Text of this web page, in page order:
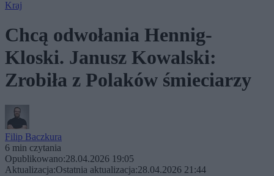
Kraj
Chcą odwołania Hennig-
Kloski. Janusz Kowalski:
Zrobiła z Polaków śmieciarzy
Filip Baczkura
6 min czytania
Opublikowano:28.04.2026 19:05
Aktualizacja:Ostatnia aktualizacja:28.04.2026 21:44